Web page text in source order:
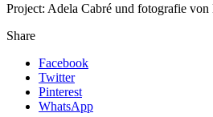
Project: Adela Cabré und fotografie
Share
Facebook
Twitter
Pinterest
WhatsApp